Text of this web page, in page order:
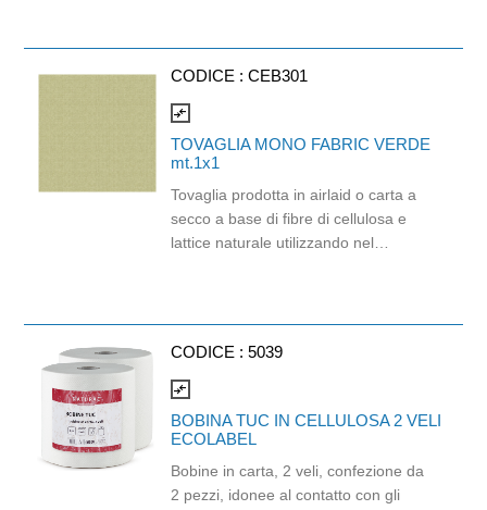
tavola. Dimensioni mt.1x1. Confezione
da 100 pezzi.
CODICE : CEB301
compare_arrows
TOVAGLIA MONO FABRIC VERDE
mt.1x1
Tovaglia prodotta in airlaid o carta a
secco a base di fibre di cellulosa e
lattice naturale utilizzando nel
assorbenza, molto piacevole al tatto.
Prodotto certificato PEFC e idoneo al
contatto alimentare. Dimensioni:
100x100cm. Colore verde.
CODICE : 5039
compare_arrows
BOBINA TUC IN CELLULOSA 2 VELI
ECOLABEL
Bobine in carta, 2 veli, confezione da
2 pezzi, idonee al contatto con gli